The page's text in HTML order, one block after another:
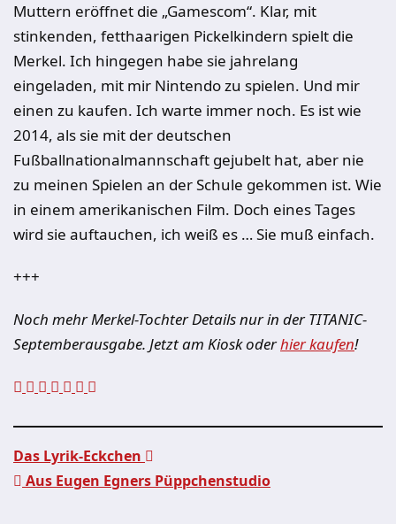
Muttern eröffnet die „Gamescom“. Klar, mit
stinkenden, fetthaarigen Pickelkindern spielt die
Merkel. Ich hingegen habe sie jahrelang
eingeladen, mit mir Nintendo zu spielen. Und mir
einen zu kaufen. Ich warte immer noch. Es ist wie
2014, als sie mit der deutschen
Fußballnationalmannschaft gejubelt hat, aber nie
zu meinen Spielen an der Schule gekommen ist. Wie
in einem amerikanischen Film. Doch eines Tages
wird sie auftauchen, ich weiß es … Sie muß einfach.
+++
Noch mehr Merkel-Tochter Details nur in der TITANIC-
Septemberausgabe. Jetzt am Kiosk oderhier kaufen!
Das Lyrik-Eckchen
Aus Eugen Egners Püppchenstudio